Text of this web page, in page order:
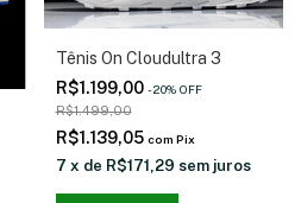
Tênis On Cloudultra 3
R$1.199,00 -20% OFF
R$1.499,00
R$1.139,05 com Pix
7 x de R$171,29 sem juros